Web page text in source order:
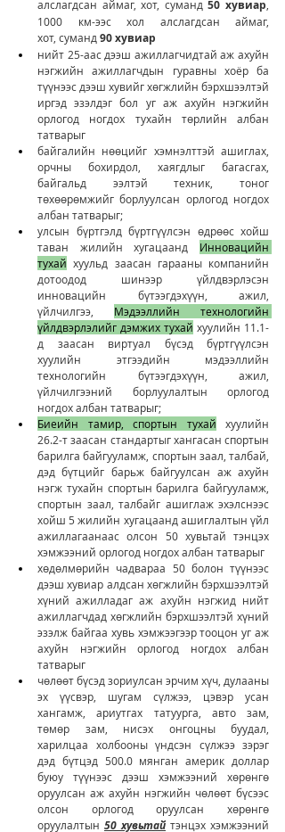
алслагдсан аймаг, хот, суманд 50 хувиар
1000 км-ээс хол алслагдсан аймаг,
хот, суманд 90 хувиар
нийт 25-аас дээш ажиллагчидтай аж ахуйн
нэгжийн ажиллагчдын гуравны хоёр ба
түүнээс дээш хувийг хөгжлийн бэрхшээлтэй
иргэд эзэлдэг бол уг аж ахуйн нэгжийн
орлогод ногдох тухайн төрлийн албан
татварыг
байгалийн нөөцийг хэмнэлттэй ашиглах,
орчны бохирдол, хаягдлыг багасгах,
байгальд ээлтэй техник, тоног
төхөөрөмжийг борлуулсан орлогод ногдох
албан татварыг;
улсын бүртгэлд бүртгүүлсэн өдрөөс хойш
таван жилийн хугацаанд Инновацийн
тухай хуульд заасан гарааны компанийн
дотоодод шинээр үйлдвэрлэсэн
инновацийн бүтээгдэхүүн, ажил,
үйлчилгээ, Мэдээллийн технологийн
үйлдвэрлэлийг дэмжих тухай хуулийн 11.1-
д заасан виртуал бүсэд бүртгүүлсэн
хуулийн этгээдийн мэдээллийн
технологийн бүтээгдэхүүн, ажил,
үйлчилгээний борлуулалтын орлогод
ногдох албан татварыг;
Биеийн тамир, спортын тухай хуулийн
26.2-т заасан стандартыг хангасан спортын
барилга байгууламж, спортын заал, талбай,
дэд бүтцийг барьж байгуулсан аж ахуйн
нэгж тухайн спортын барилга байгууламж,
спортын заал, талбайг ашиглаж эхэлснээс
хойш 5 жилийн хугацаанд ашиглалтын үйл
ажиллагаанаас олсон 50 хувьтай тэнцэх
хэмжээний орлогод ногдох албан татварыг
хөдөлмөрийн чадвараа 50 болон түүнээс
дээш хувиар алдсан хөгжлийн бэрхшээлтэй
хүний ажилладаг аж ахуйн нэгжид нийт
ажиллагчдад хөгжлийн бэрхшээлтэй хүний
эзэлж байгаа хувь хэмжээгээр тооцон уг аж
ахуйн нэгжийн орлогод ногдох албан
татварыг
чөлөөт бүсэд зориулсан эрчим хүч, дулааны
эх үүсвэр, шугам сүлжээ, цэвэр усан
хангамж, ариутгах татуурга, авто зам,
төмөр зам, нисэх онгоцны буудал,
харилцаа холбооны үндсэн сүлжээ зэрэг
дэд бүтцэд 500.0 мянган америк доллар
буюу түүнээс дээш хэмжээний хөрөнгө
оруулсан аж ахуйн нэгжийн чөлөөт бүсээс
олсон орлогод оруулсан хөрөнгө
оруулалтын 50 хувьтай тэнцэх хэмжээний